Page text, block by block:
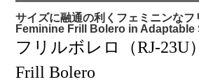
サイズに融通の利くフェミニンなフ
Feminine Frill Bolero in Adaptable
フリルボレロ（RJ-23U
Frill Bolero